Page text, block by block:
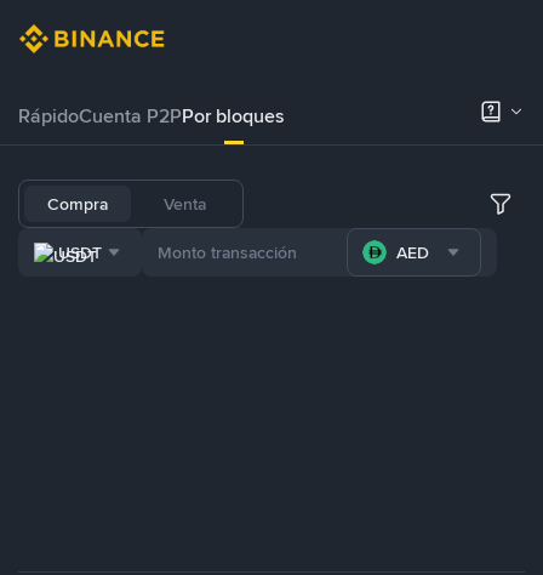
RápidoCuenta P2PPor bloques
Compra Venta
USDT AED